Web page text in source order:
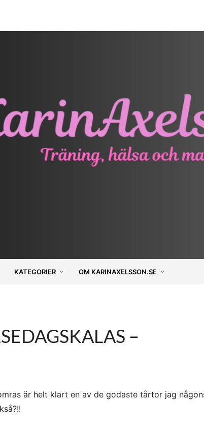
KATEGORIER OM KARINAXELSSON.SE
–
är helt klart en av de godaste tårtor jag